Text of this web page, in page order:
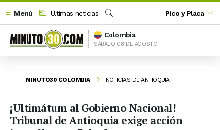
Menú
Últimas noticias
Buscar
Pico y Placa
Colombia
SÁBADO 08 DE AGOSTO
MINUTO30 COLOMBIA NOTICIAS DE ANTIOQUIA
¡Ultimátum al Gobierno Nacional!
Tribunal de Antioquia exige acción